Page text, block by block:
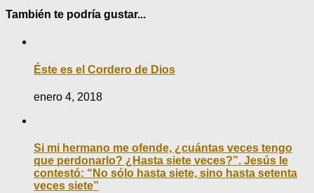
También te podría gustar...
Éste es el Cordero de Dios
enero 4, 2018
Si mi hermano me ofende, ¿cuántas veces tengo
que perdonarlo? ¿Hasta siete veces?”. Jesús le
contestó: “No sólo hasta siete, sino hasta setenta
veces siete”